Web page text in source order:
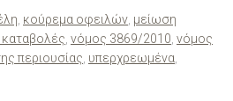
κούρεμα οφειλών μείωση
καταβολές νόμος 3869/2010 νόμος
περιουσίας υπερχρεωμένα